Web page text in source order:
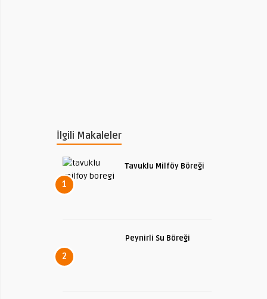
İlgili Makaleler
1
Tavuklu Milföy Böreği
2
Peynirli Su Böreği